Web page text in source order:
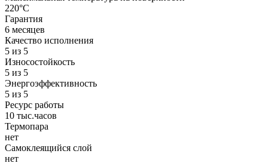
220°C
Гарантия
6 месяцев
Качество исполнения
5 из 5
Износостойкость
5 из 5
Энергоэффективность
5 из 5
Ресурс работы
10 тыс.часов
Термопара
нет
Самоклеящийся слой
нет